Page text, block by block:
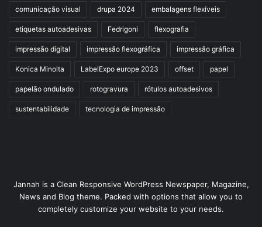
comunicação visual drupa 2024 embalagens flexíveis
etiquetas autoadesivas Fedrigoni flexografia
impressão digital impressão flexográfica impressão gráfica
Konica Minolta LabelExpo europe 2023 offset papel
papelão ondulado rotogravura rótulos autoadesivos
sustentabilidade tecnologia de impressão
Jannah is a Clean Responsive WordPress Newspaper, Magazine,
News and Blog theme. Packed with options that allow you to
completely customize your website to your needs.